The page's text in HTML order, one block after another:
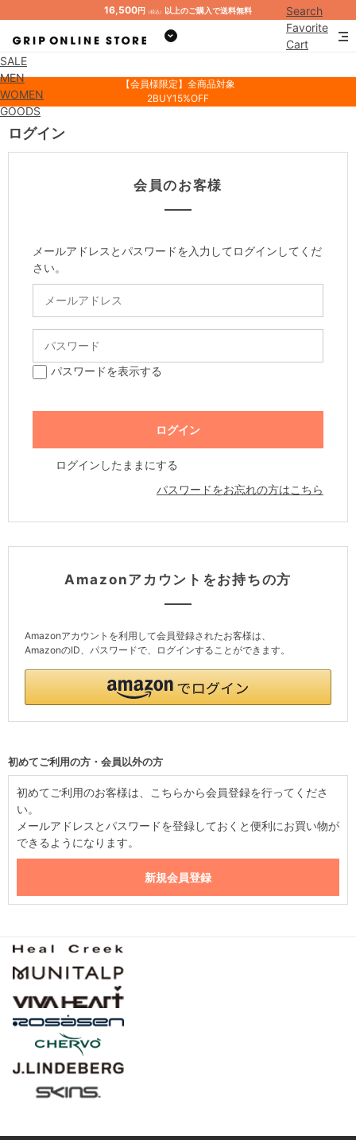
16,500円 （税込） 以上のご購入で送料無料
Search
Favorite
Cart
SALE
MEN
WOMEN
GOODS
【会員様限定】全商品対象
2BUY15%OFF
ログイン
会員のお客様
メールアドレスとパスワードを入力してログインしてくだ
さい。
パスワードを表示する
ログインしたままにする
パスワードをお忘れの方はこちら
Amazonアカウントをお持ちの方
Amazonアカウントを利用して会員登録されたお客様は、
AmazonのID、パスワードで、ログインすることができます。
初めてご利用の方・会員以外の方
初めてご利用のお客様は、こちらから会員登録を行ってくださ
い。
メールアドレスとパスワードを登録しておくと便利にお買い物が
できるようになります。